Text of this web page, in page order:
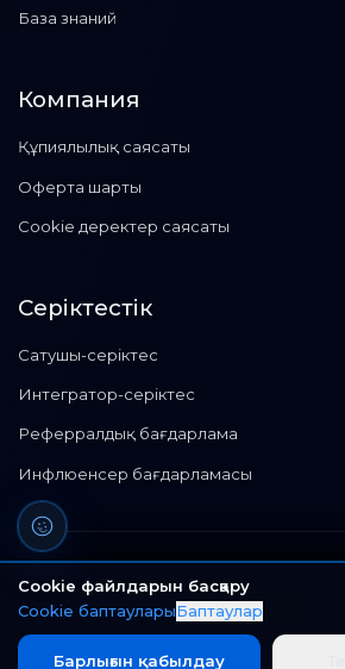
База знаний
Компания
Құпиялылық саясаты
Оферта шарты
Cookie деректер саясаты
Серіктестік
Сатушы-серіктес
Интегратор-серіктес
Реферралдық бағдарлама
Инфлюенсер бағдарламасы
©Барлық құқықтар
ТОО "Paloma365"
БИН: 160 940 016
Cookie файлдарын басқару
Cookie баптауларыБаптаулар
Барлығын қабылдау